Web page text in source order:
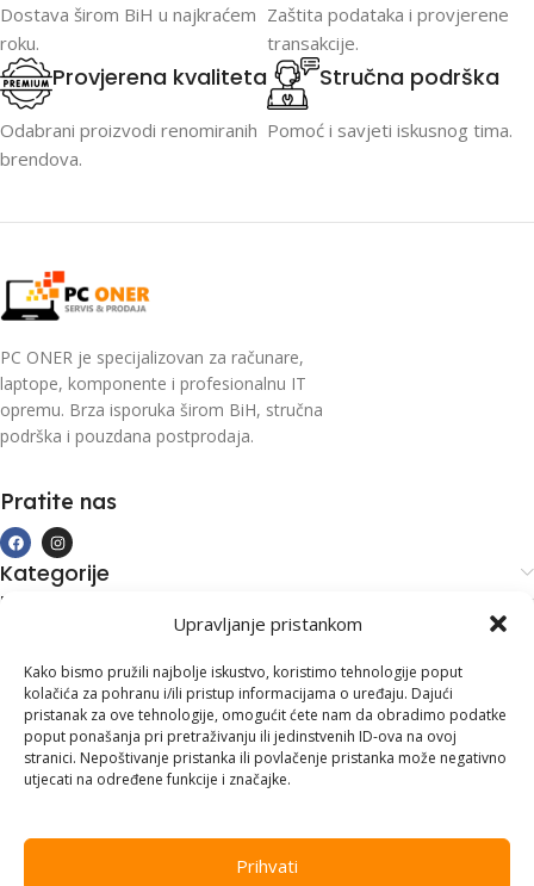
Upravljanje pristankom
Kako bismo pružili najbolje iskustvo, koristimo tehnologije poput
kolačića za pohranu i/ili pristup informacijama o uređaju. Dajući
pristanak za ove tehnologije, omogućit ćete nam da obradimo podatke
poput ponašanja pri pretraživanju ili jedinstvenih ID-ova na ovoj
stranici. Nepoštivanje pristanka ili povlačenje pristanka može negativno
utjecati na određene funkcije i značajke.
Prihvati
Dostava širom BiH u najkraćem
roku.
Zaštita podataka i provjerene
transakcije.
Provjerena kvaliteta
Odabrani proizvodi renomiranih
brendova.
Stručna podrška
Pomoć i savjeti iskusnog tima.
PC ONER je specijalizovan za računare,
laptope, komponente i profesionalnu IT
opremu. Brza isporuka širom BiH, stručna
podrška i pouzdana postprodaja.
Pratite nas
Kategorije
Kupovina i podrška
Kontakt informacije
Branilaca Bosne, 75 300 Lukavac
+387 35 555 999
info@pconer.ba